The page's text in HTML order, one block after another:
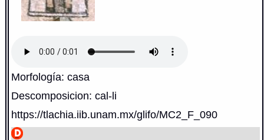
Morfología: casa
Descomposicion: cal-li
https://tlachia.iib.unam.mx/glifo/MC2_F_090